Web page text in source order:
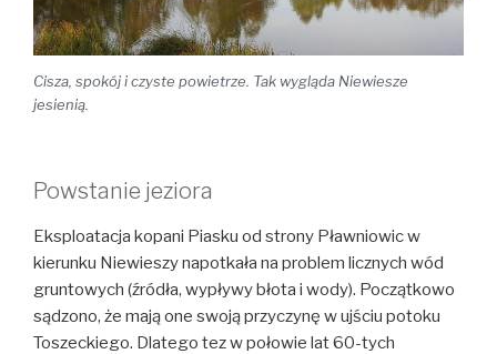
Cisza, spokój i czyste powietrze. Tak wygląda Niewiesze
jesienią.
Powstanie jeziora
Eksploatacja kopani Piasku od strony Pławniowic w
kierunku Niewieszy napotkała na problem licznych wód
gruntowych (źródła, wypływy błota i wody). Początkowo
sądzono, że mają one swoją przyczynę w ujściu potoku
Toszeckiego. Dlatego tez w połowie lat 60-tych